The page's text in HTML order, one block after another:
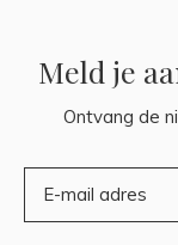
Meld je
Ontvang de